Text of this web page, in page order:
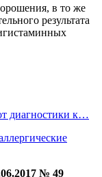
в то же
результата
диагностики к…
№ 49